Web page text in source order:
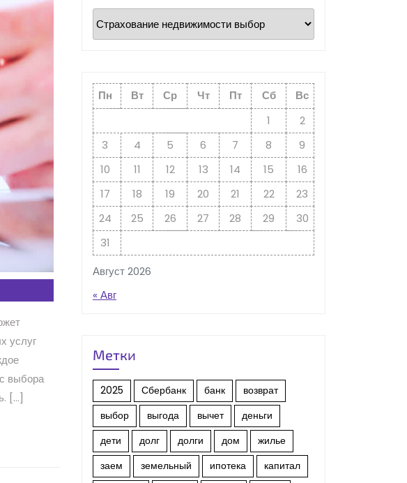
услуг
выбора
[…]
Рубрики
Август 2026
Пн Вт Ср Чт Пт Сб
Вс
1
2
3
4 5 6 7 8
9
10
11 12 13 14 15
16
17
18 19 20 21 22
23
24
25 26 27 28 29
30
31
« Авг
Метки
2025 Сбербанк банк
возврат
выбор
выгода вычет
деньги
дети
долг долги дом
жилье
заем
земельный ипотека
капитал